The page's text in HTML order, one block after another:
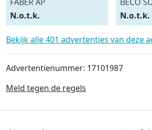
N.o.t.k.
N.o.t.k.
Bekijk alle 401 advertenties van deze
Advertentienummer: 17101987
Meld tegen de regels